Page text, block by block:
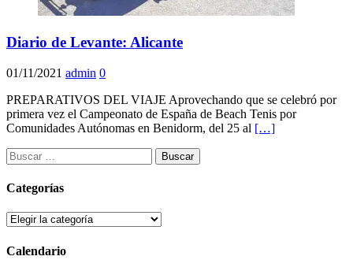
Diario de Levante: Alicante
01/11/2021 admin 0
PREPARATIVOS DEL VIAJE Aprovechando que se celebró por
primera vez el Campeonato de España de Beach Tenis por
Comunidades Autónomas en Benidorm, del 25 al […]
Buscar:
Categorías
Categorías
Calendario